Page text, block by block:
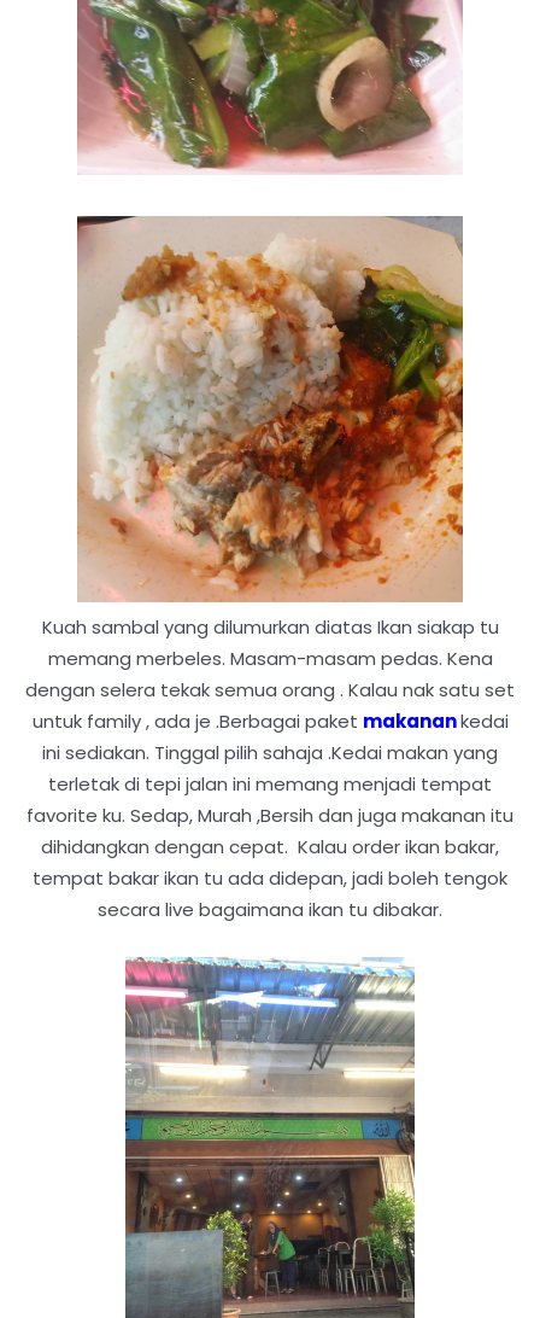
Kuah sambal yang dilumurkan diatas Ikan siakap tu
memang merbeles. Masam-masam pedas. Kena
dengan selera tekak semua orang . Kalau nak satu set
untuk family , ada je .Berbagai paket makanankedai
ini sediakan. Tinggal pilih sahaja .Kedai makan yang
terletak di tepi jalan ini memang menjadi tempat
favorite ku. Sedap, Murah ,Bersih dan juga makanan itu
dihidangkan dengan cepat. Kalau order ikan bakar,
tempat bakar ikan tu ada didepan, jadi boleh tengok
secara live bagaimana ikan tu dibakar.